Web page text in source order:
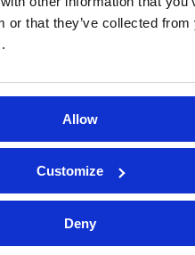
or that they’ve collected from
Allow
Customize
Deny
a documentos y recursos
para mantenerse